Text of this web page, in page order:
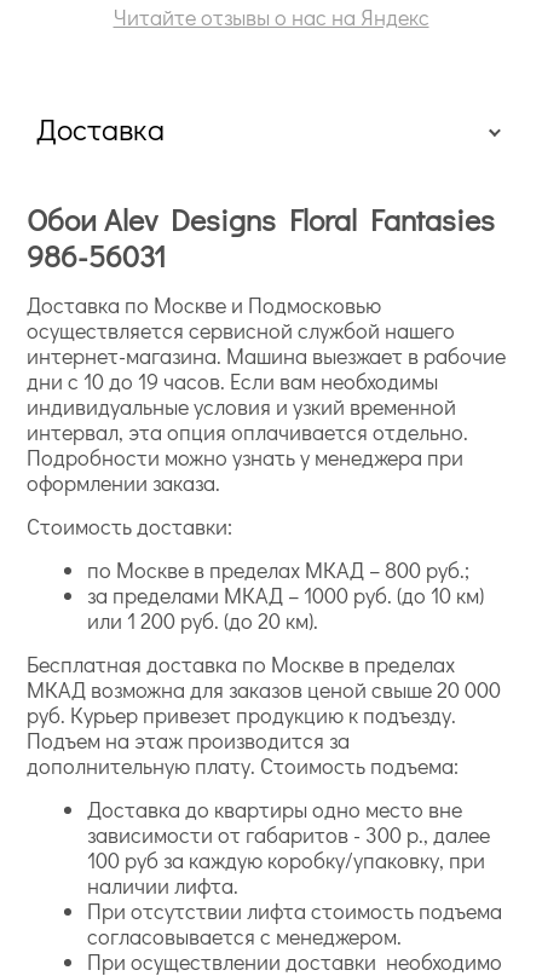
Читайте отзывы о нас на Яндекс
Доставка
Обои Alev Designs Floral Fantasies
986-56031
Доставка по Москве и Подмосковью
осуществляется сервисной службой нашего
интернет-магазина. Машина выезжает в рабочие
дни с 10 до 19 часов. Если вам необходимы
индивидуальные условия и узкий временной
интервал, эта опция оплачивается отдельно.
Подробности можно узнать у менеджера при
оформлении заказа.
Стоимость доставки:
по Москве в пределах МКАД – 800 руб.;
за пределами МКАД – 1000 руб. (до 10 км)
или 1 200 руб. (до 20 км).
Бесплатная доставка по Москве в пределах
МКАД возможна для заказов ценой свыше 20 000
руб. Курьер привезет продукцию к подъезду.
Подъем на этаж производится за
дополнительную плату. Стоимость подъема:
Доставка до квартиры одно место вне
зависимости от габаритов - 300 р., далее
100 руб за каждую коробку/упаковку, при
наличии лифта.
При отсутствии лифта стоимость подъема
согласовывается с менеджером.
При осуществлении доставки необходимо